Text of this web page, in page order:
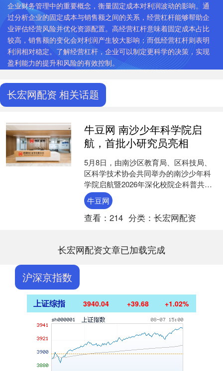
企业财务管理中的重要概念，衡量固定成本对利润波动的影响。通
过分析企业的固定成本与销售额之间的关系，经营杠杆能够帮助企
业评估经营风险并优化资源配置。高经营杠杆意味着固定成本占比
较高，销售额的变化会对利润产生较大影响；而低经营杠杆则表明
利润相对稳定。了解经营杠杆，企业可以制定更科学的决策，实现
盈利能力的提升和风险的有效控制。
长宏网配资 相关话题
牛豆网 南沙少年科学院启
航，首批小研究员亮相
5月8日，由南沙区教育局、区科技局、
区科学技术协会共同举办的南沙少年科
学院启航暨2026年深化校院企科普共建
活动在广州外国语学校附属学校举行。
活动以“启航·探....
牛豆网
查看： 214 分类： 长宏网配资
长宏网配资文章已加载完成
沪深京指数
上证综指 3940.04 +39.68 +1.02%